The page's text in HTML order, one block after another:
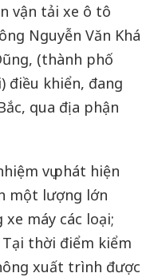
vận tải xe ô tô
Nguyễn Văn Khá
(thành phố
điều khiển, đang
qua địa phận
vụ phát hiện
một lượng lớn
xe máy các loại;
thời điểm kiểm
xuất trình được